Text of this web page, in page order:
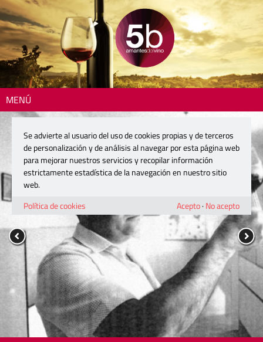
MENÚ
Se advierte al usuario del uso de cookies propias y de terceros
de personalización y de análisis al navegar por esta página web
para mejorar nuestros servicios y recopilar información
estrictamente estadística de la navegación en nuestro sitio
web.
Política de cookies
Acepto· No acepto